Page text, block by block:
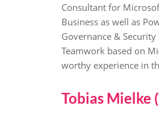
Consultant for
Business as well as
Governance &
Teamwork based on
worthy experience in
Tobias Mielke